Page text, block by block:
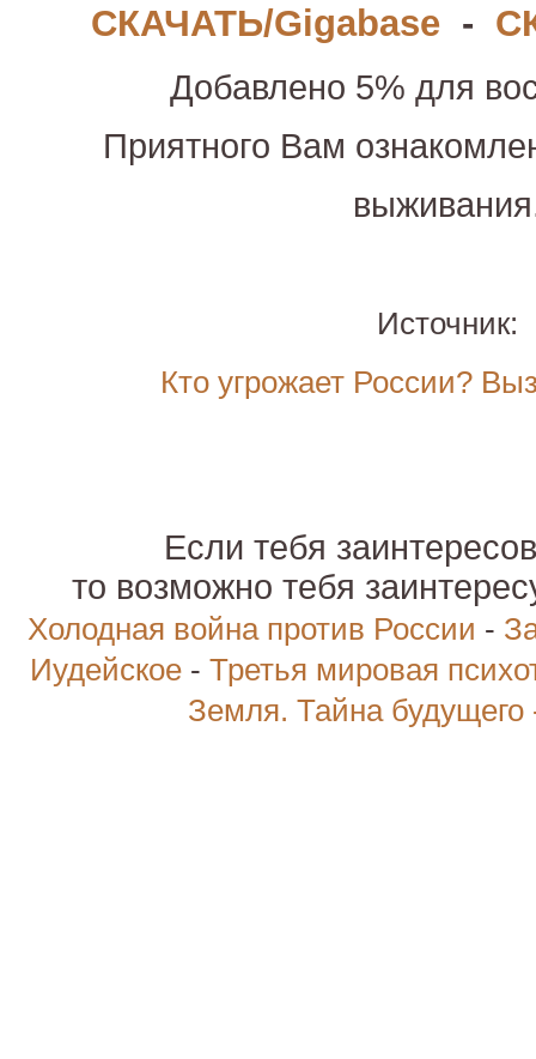
СКАЧАТЬ/Gigabase-
Добавлено 5% для
Приятного Вам
Источник:
Кто угрожает России?
Если тебя
то возможно тебя
Холодная война против России -
Иудейское - Третья мировая
Земля. Тайна